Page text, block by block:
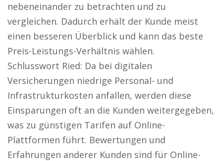
nebeneinander zu betrachten und zu
vergleichen. Dadurch erhält der Kunde meist
einen besseren Überblick und kann das beste
Preis-Leistungs-Verhältnis wählen.
Schlusswort Ried: Da bei digitalen
Versicherungen niedrige Personal- und
Infrastrukturkosten anfallen, werden diese
Einsparungen oft an die Kunden weitergegeben,
was zu günstigen Tarifen auf Online-
Plattformen führt. Bewertungen und
Erfahrungen anderer Kunden sind für Online-